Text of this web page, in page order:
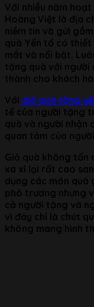
Với nhiều năm
Hoàng Việt là địa
niềm tin và gửi
quà Yến tổ có
mắt và nổi bật.
tặng quà với người
thành cho khách
Với giỏ quà tặng
tế của người tặng
quà và người nhận
quan tâm của người
Giỏ quà không tốn
xa xỉ lại rất cao
dụng các món quà
phô trương nhưng
cả người tặng và
vì đây chỉ là chút
không mang hình